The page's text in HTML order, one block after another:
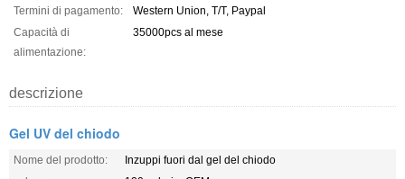
Termini di pagamento:
Western Union, T/T, Paypal
Capacità di
alimentazione:
35000pcs al mese
descrizione
Gel UV del chiodo
Nome del prodotto:
Inzuppi fuori dal gel del chiodo